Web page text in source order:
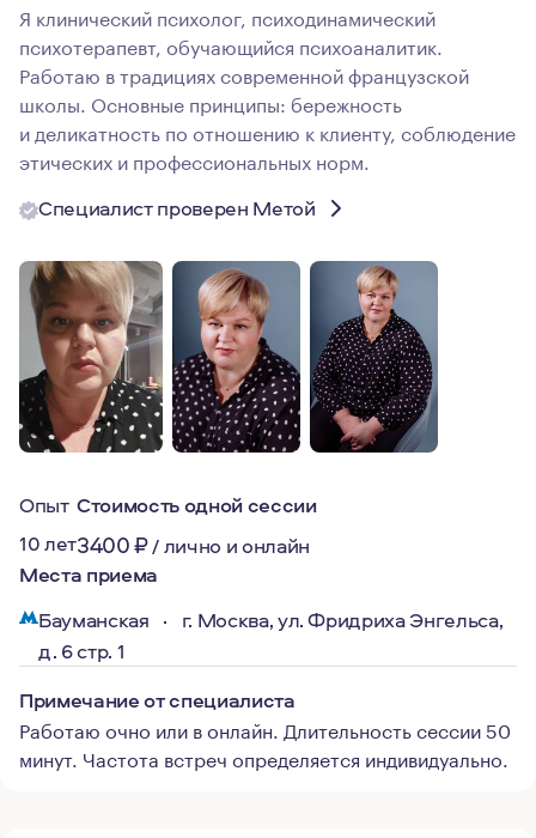
Я клинический психолог, психодинамический
психотерапевт, обучающийся психоаналитик.
Работаю в традициях современной французской
школы. Основные принципы: бережность
и деликатность по отношению к клиенту, соблюдение
этических и профессиональных норм.
Специалист проверен Метой
Опыт
10 лет
Стоимость одной сессии
3400₽/лично и онлайн
Места приема
Бауманская ·
г. Москва, ул. Фридриха Энгельса,
д. 6 стр. 1
Примечание от специалиста
Работаю очно или в онлайн. Длительность сессии 50
минут. Частота встреч определяется индивидуально.